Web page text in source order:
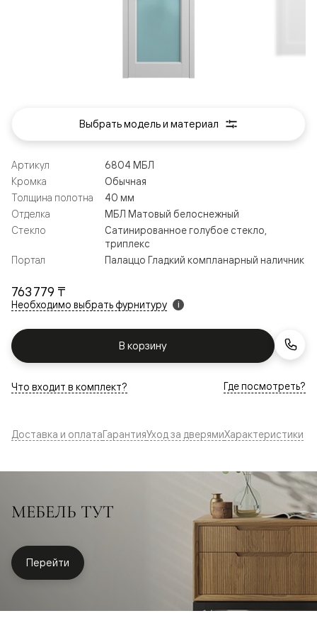
763 779 ₸
Необходимо выбрать фурнитуру i
В корзину
Артикул
6804 МБЛ
Кромка
Обычная
Толщина полотна
40 мм
Отделка
МБЛ Матовый белоснежный
Стекло
Сатинированное голубое стекло,
триплекс
Портал
Палаццо Гладкий компланарный наличник
Что входит в комплект? Где посмотреть?
Выбрать модель и материал
Доставка и оплатаГарантияУход за дверямиХарактеристики
МЕБЕЛЬ ТУТ
Перейти